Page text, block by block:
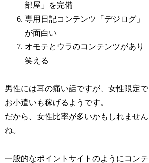
部屋」を完備
専用日記コンテンツ「デジログ」
が面白い
オモテとウラのコンテンツがあり
笑える
男性には耳の痛い話ですが、女性限定で
お小遣いも稼げるようです。
だから、女性比率が多いかもしれません
ね。
一般的なポイントサイトのようにコンテ